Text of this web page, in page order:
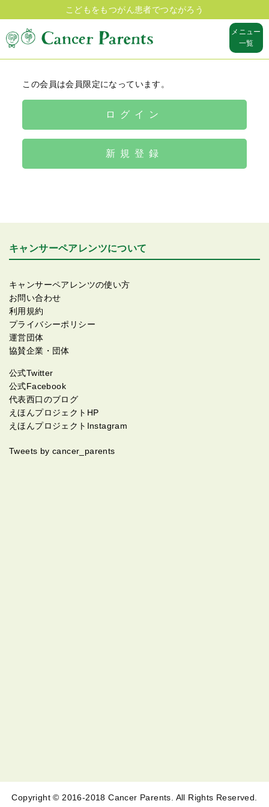
こどもをもつがん患者でつながろう
メニュー
一覧
この会員は会員限定になっています。
ログイン
新規登録
キャンサーペアレンツについて
キャンサーペアレンツの使い方
お問い合わせ
利用規約
プライバシーポリシー
運営団体
協賛企業・団体
公式Twitter
公式Facebook
代表西口のブログ
えほんプロジェクトHP
えほんプロジェクトInstagram
Tweets by cancer_parents
Copyright © 2016-2018 Cancer Parents. All Rights Reserved.